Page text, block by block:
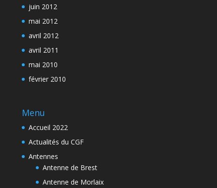
juin 2012
mai 2012
avril 2012
avril 2011
mai 2010
février 2010
Menu
Accueil 2022
Actualités du CGF
Antennes
Antenne de Brest
Antenne de Morlaix